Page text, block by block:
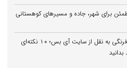
برای شهر، جاده و مسیرهای کوهستانی
راهنمای جامع خرید توالت فرنگی به نقل از سایت آی بس؛ ۱۰ نکته‌ای